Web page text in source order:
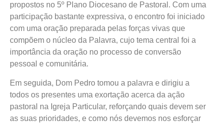
propostos no 5º Plano Diocesano de Pastoral. Com uma
participação bastante expressiva, o encontro foi iniciado
com uma oração preparada pelas forças vivas que
compõem o núcleo da Palavra, cujo tema central foi a
importância da oração no processo de conversão
pessoal e comunitária.
Em seguida, Dom Pedro tomou a palavra e dirigiu a
todos os presentes uma exortação acerca da ação
pastoral na Igreja Particular, reforçando quais devem ser
as suas prioridades, e como nós devemos nos esforçar